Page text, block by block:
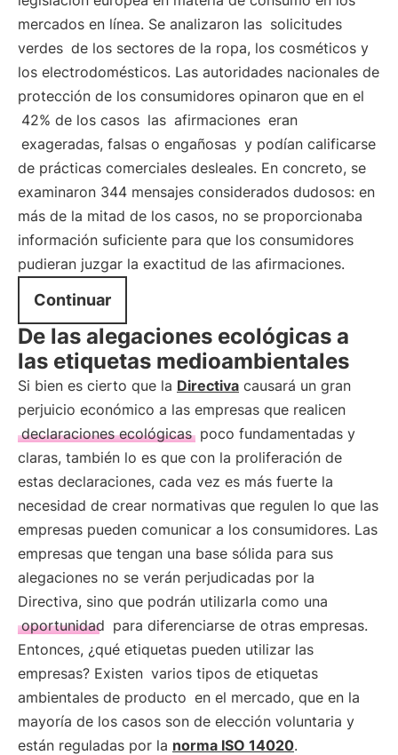
mercados en línea. Se analizaron las solicitudes
verdes de los sectores de la ropa, los cosméticos y
los electrodomésticos. Las autoridades nacionales de
protección de los consumidores opinaron que en el
42% de los casos las afirmaciones eran
exageradas, falsas o engañosas y podían calificarse
de prácticas comerciales desleales. En concreto, se
examinaron 344 mensajes considerados dudosos: en
más de la mitad de los casos, no se proporcionaba
información suficiente para que los consumidores
pudieran juzgar la exactitud de las afirmaciones.
Continuar
De las alegaciones ecológicas a
las etiquetas medioambientales
Si bien es cierto que la Directiva causará un gran
perjuicio económico a las empresas que realicen
declaraciones ecológicas poco fundamentadas y
claras, también lo es que con la proliferación de
estas declaraciones, cada vez es más fuerte la
necesidad de crear normativas que regulen lo que las
empresas pueden comunicar a los consumidores. Las
empresas que tengan una base sólida para sus
alegaciones no se verán perjudicadas por la
Directiva, sino que podrán utilizarla como una
oportunidad para diferenciarse de otras empresas.
Entonces, ¿qué etiquetas pueden utilizar las
empresas? Existen varios tipos de etiquetas
ambientales de producto en el mercado, que en la
mayoría de los casos son de elección voluntaria y
están reguladas por la norma ISO 14020.